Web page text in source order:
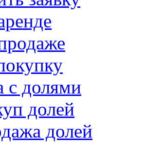
с долями
долей
долей